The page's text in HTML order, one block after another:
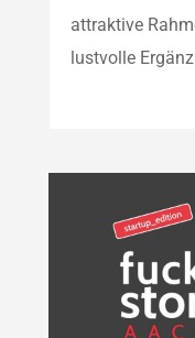
attraktive
lustvolle